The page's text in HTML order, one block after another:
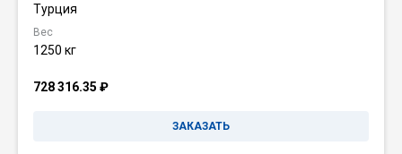
Турция
Вес
1250 кг
728 316.35 ₽
ЗАКАЗАТЬ